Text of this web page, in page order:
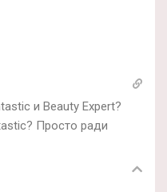
и Beauty Expert?
Просто ради